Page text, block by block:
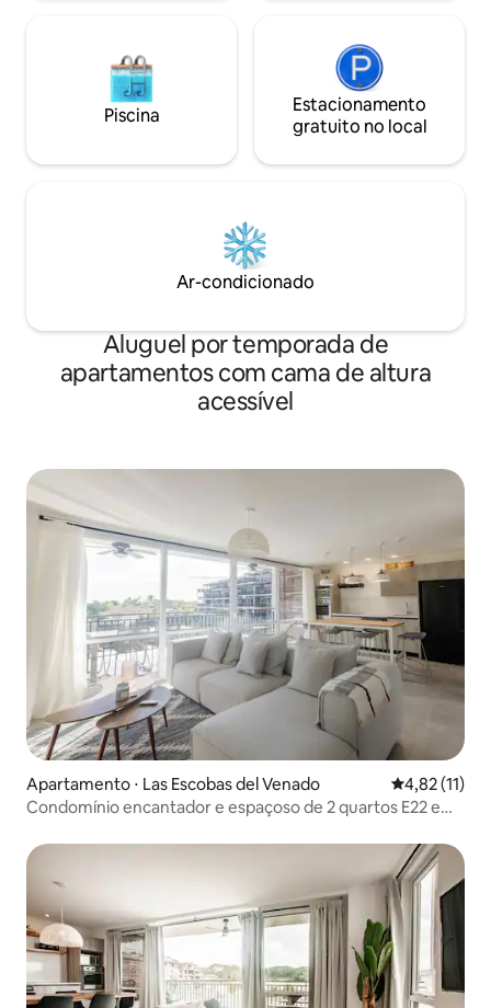
Piscina
Estacionamento
gratuito no local
Ar-condicionado
Aluguel por temporada de
apartamentos com cama de altura
acessível
Apartamento ⋅ Las Escobas del Venado 4,82 de uma
4,82 (11)
Condomínio encantador e espaçoso de 2 quartos E22 em